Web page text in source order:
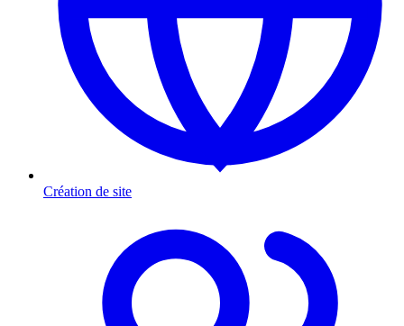
Création de site